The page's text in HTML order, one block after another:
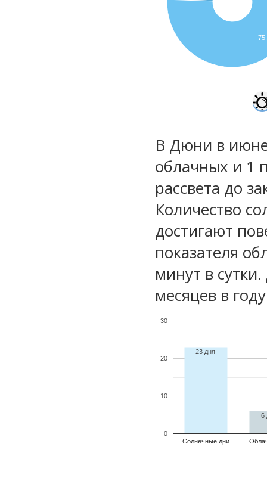
В Дюни в июне
облачных и 1
рассвета до
Количество
достигают
показателя
минут в
месяцев в
Солнечные дни
0
10
20
30
23 дня
6